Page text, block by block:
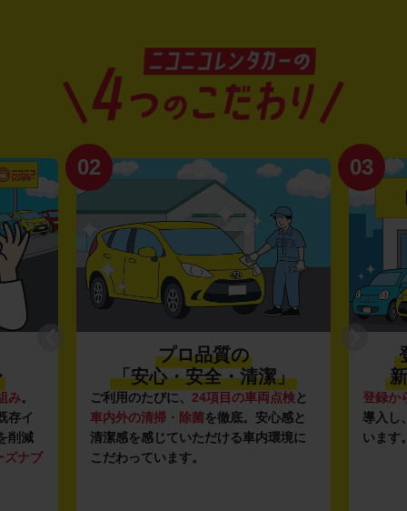
み。
存イ
削減
ズナブ
02
プロ品質の
「安心・安全・清潔」
ご利用のたびに、 24項目の車両点検と
車内外の清掃・除菌を徹底。安心感と
清潔感を感じていただける車内環境に
こだわっています。
03
登録か
導入し
います